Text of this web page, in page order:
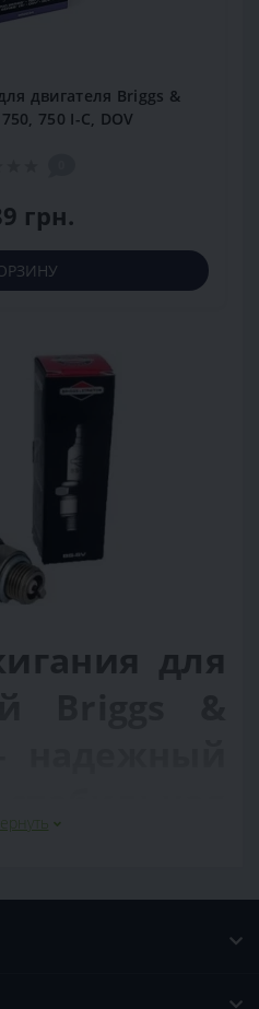
двигателя Briggs &
750 I-C, DOV
грн.
для
системы зажигания,
двигателя. Правильно
сгорание топливной